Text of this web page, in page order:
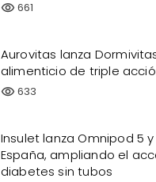
visibility 661
Aurovitas lanza
alimenticio de triple
visibility 633
Insulet lanza Omnipod 5
España, ampliando el
diabetes sin tubos